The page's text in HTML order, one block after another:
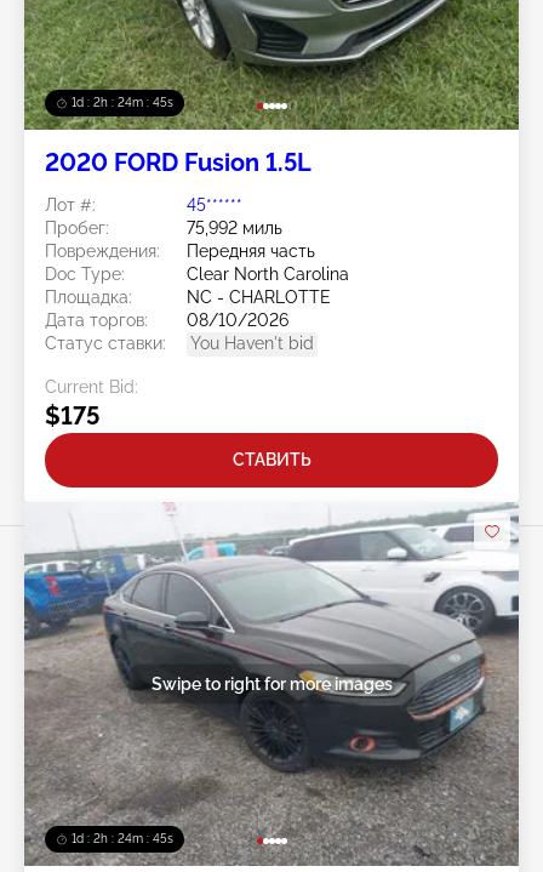
1d : 2h : 24m : 42s
2020 FORD Fusion 1.5L
Лот #:
45******
Пробег:
75,992 миль
Повреждения:
Передняя часть
Doc Type:
Clear North Carolina
Площадка:
NC - CHARLOTTE
Дата торгов:
08/10/2026
Статус ставки:
You Haven't bid
Current Bid:
$175
СТАВИТЬ
1d : 2h : 24m : 42s
Swipe to right for more images